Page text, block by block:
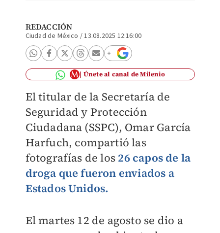
REDACCIÓN
Ciudad de México /13.08.2025 12:16:00
Únete al canal de Milenio
El titular de la Secretaría de
Seguridad y Protección
Ciudadana (SSPC), Omar García
Harfuch, compartió las
fotografías de los 26 capos de la
droga que fueron enviados a
Estados Unidos.
El martes 12 de agosto se dio a